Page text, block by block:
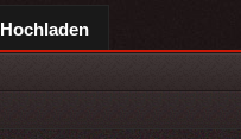
Hochladen